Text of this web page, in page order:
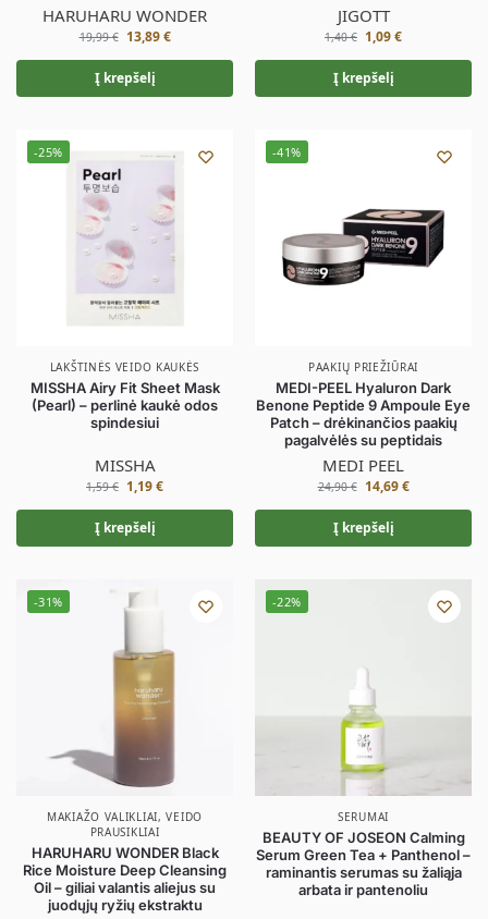
HARUHARU WONDER
19,99€ 13,89€
Į krepšelį
JIGOTT
1,40€ 1,09€
Į krepšelį
-25%
LAKŠTINĖS VEIDO KAUKĖS
MISSHA Airy Fit Sheet Mask
(Pearl) – perlinė kaukė odos
spindesiui
MISSHA
1,59€ 1,19€
Į krepšelį
-41%
PAAKIŲ PRIEŽIŪRAI
MEDI-PEEL Hyaluron Dark
Benone Peptide 9 Ampoule Eye
Patch – drėkinančios paakių
pagalvėlės su peptidais
MEDI PEEL
24,90€ 14,69€
Į krepšelį
-31%
MAKIAŽO VALIKLIAI,VEIDO
PRAUSIKLIAI
HARUHARU WONDER Black
Rice Moisture Deep Cleansing
Oil – giliai valantis aliejus su
juodųjų ryžių ekstraktu
-22%
SERUMAI
BEAUTY OF JOSEON Calming
Serum Green Tea + Panthenol –
raminantis serumas su žaliąja
arbata ir pantenoliu